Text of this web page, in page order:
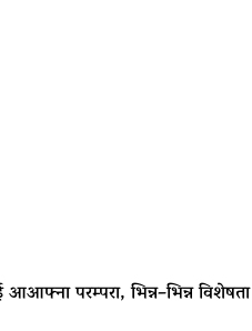
परम्परा, भिन्न–भिन्न